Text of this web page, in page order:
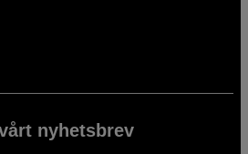
nyhetsbrev